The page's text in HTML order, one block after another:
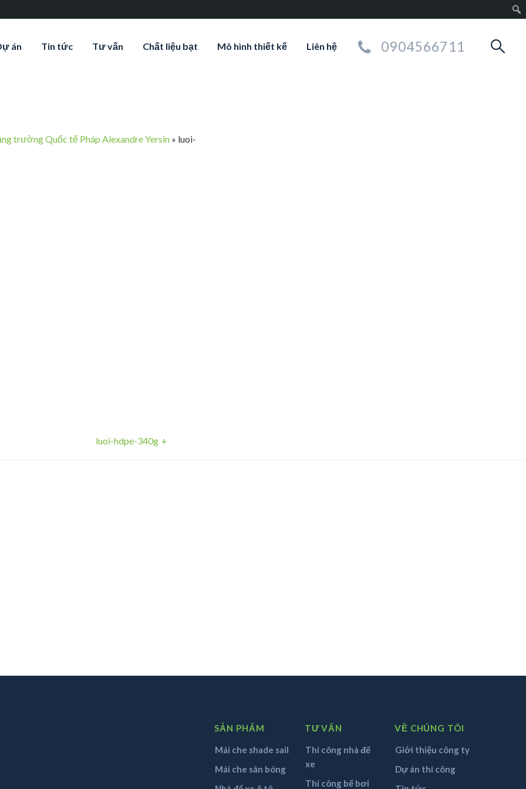
án Tin tức Tư vấn Chất liệu bạt Mô hình thiết kế Liên hệ 0904566711
trường Quốc tế Pháp Alexandre Yersin » luoi-
luoi-hdpe-340g
SẢN PHẨM
Mái che shade sail
Mái che sân bóng
TƯ VẤN
Thi công nhà để
xe
Thi công bể bơi
VỀ CHÚNG TÔI
Giới thiệu công ty
Dự án thi công